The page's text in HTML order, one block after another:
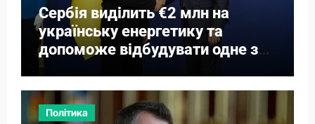
Сербія виділить €2 млн на
українську енергетику та
допоможе відбудувати одне з
міст
Політика